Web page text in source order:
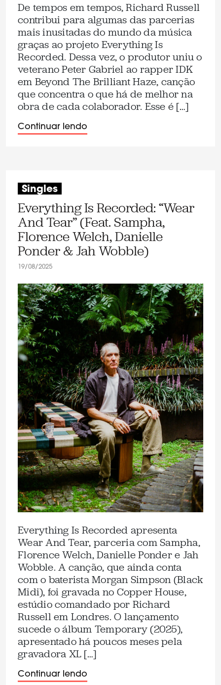
De tempos em tempos, Richard Russell
contribui para algumas das parcerias
mais inusitadas do mundo da música
graças ao projeto Everything Is
Recorded. Dessa vez, o produtor uniu o
veterano Peter Gabriel ao rapper IDK
em Beyond The Brilliant Haze, canção
que concentra o que há de melhor na
obra de cada colaborador. Esse é […]
Continuar lendo
Singles
Everything Is Recorded: “Wear
And Tear” (Feat. Sampha,
Florence Welch, Danielle
Ponder & Jah Wobble)
19/08/2025
Everything Is Recorded apresenta
Wear And Tear, parceria com Sampha,
Florence Welch, Danielle Ponder e Jah
Wobble. A canção, que ainda conta
com o baterista Morgan Simpson (Black
Midi), foi gravada no Copper House,
estúdio comandado por Richard
Russell em Londres. O lançamento
sucede o álbum Temporary (2025),
apresentado há poucos meses pela
gravadora XL […]
Continuar lendo